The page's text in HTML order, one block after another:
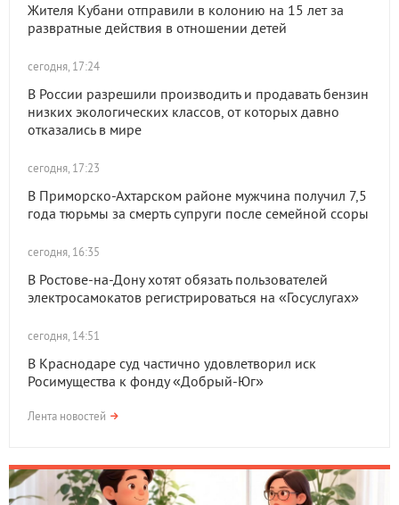
Жителя Кубани отправили в колонию на 15 лет за
развратные действия в отношении детей
сегодня, 17:24
В России разрешили производить и продавать бензин
низких экологических классов, от которых давно
отказались в мире
сегодня, 17:23
В Приморско-Ахтарском районе мужчина получил 7,5
года тюрьмы за смерть супруги после семейной ссоры
сегодня, 16:35
В Ростове-на-Дону хотят обязать пользователей
электросамокатов регистрироваться на «Госуслугах»
сегодня, 14:51
В Краснодаре суд частично удовлетворил иск
Росимущества к фонду «Добрый-Юг»
Лента новостей